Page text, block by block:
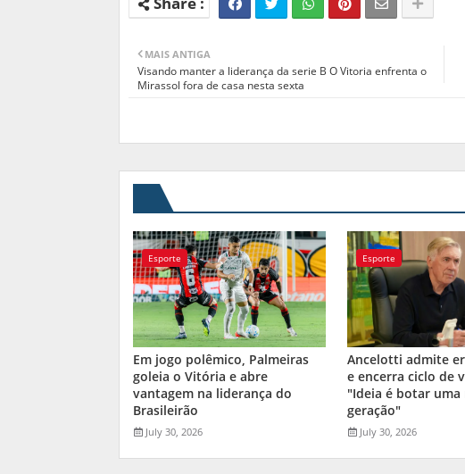
MAIS ANTIGA
Visando manter a liderança da serie B O Vitoria enfrenta o
Mirassol fora de casa nesta sexta
Esporte
Em jogo polêmico, Palmeiras
goleia o Vitória e abre
vantagem na liderança do
Brasileirão
July 30, 2026
Esporte
Ancelotti admite
e encerra ciclo de
"Ideia é botar uma
geração"
July 30, 2026